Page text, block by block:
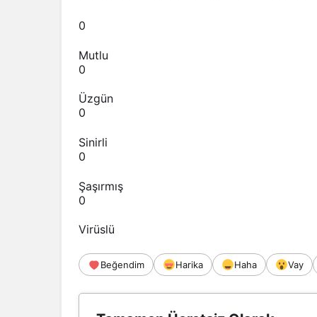
0
Mutlu
0
Üzgün
0
Sinirli
0
Şaşırmış
0
Virüslü
Beğendim Harika Haha Vay